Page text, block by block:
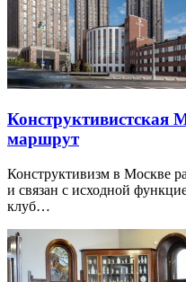
Конструктивистская
маршрут
Конструктивизм в Москве
и связан с исходной
клуб…